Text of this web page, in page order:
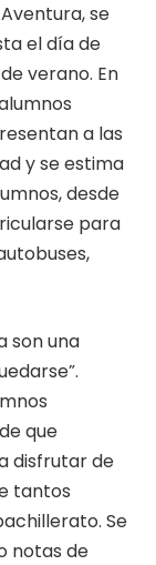
se
el día de
verano. En
a las
y se estima
desde
para
son una
que
disfrutar de
tantos
Se
notas de